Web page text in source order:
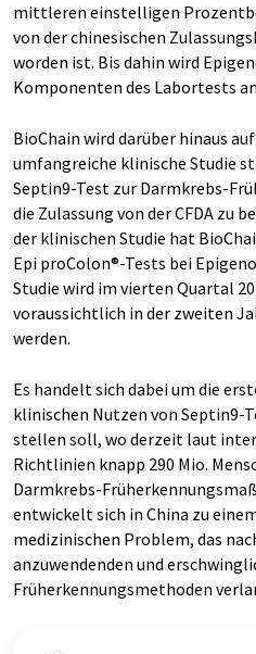
mittleren einstelligen
von der chinesischen
worden ist. Bis dahin wird
Komponenten des Labortests
BioChain wird darüber hinaus
umfangreiche klinische Studie
Septin9-Test zur Darmkrebs-
die Zulassung von der CFDA zu
der klinischen Studie hat
Epi proColon®-Tests bei
Studie wird im vierten Quartal
voraussichtlich in der zweiten
werden.
Es handelt sich dabei um die
klinischen Nutzen von Septin9-
stellen soll, wo derzeit laut
Richtlinien knapp 290 Mio.
Darmkrebs-
entwickelt sich in China zu
medizinischen Problem, das
anzuwendenden und
Früherkennungsmethoden